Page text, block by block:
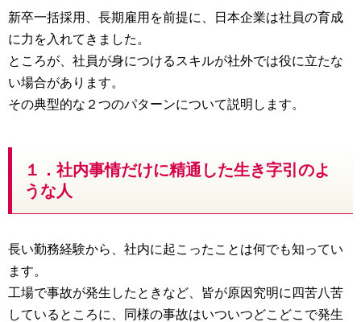
新卒一括採用、長期雇用を前提に、日本企業は社員の育成
に力を入れてきました。
ところが、社員が身につけるスキルが社外では役に立たな
い場合があります。
その典型的な２つのパターンについて説明します。
１．社内事情だけに精通した生き字引のよ
うな人
長い勤務経験から、社内に起こったことは何でも知ってい
ます。
工場で事故が発生したときなど、皆が原因究明に四苦八苦
しているところに、同様の事故はいついつどこどこで発生